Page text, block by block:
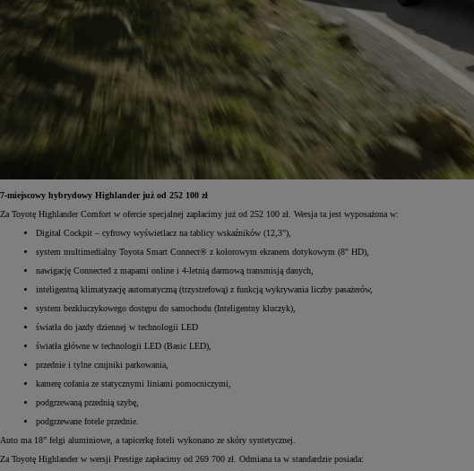
7-miejscowy hybrydowy Highlander już od 252 100 zł
Za Toyotę Highlander Comfort w ofercie specjalnej zapłacimy już od 252 100 zł. Wersja ta jest wyposażona w:
Digital Cockpit – cyfrowy wyświetlacz na tablicy wskaźników (12,3"),
system multimedialny Toyota Smart Connect® z kolorowym ekranem dotykowym (8" HD),
nawigację Connected z mapami online i 4-letnią darmową transmisją danych,
inteligentną klimatyzację automatyczną (trzystrefową) z funkcją wykrywania liczby pasażerów,
system bezkluczykowego dostępu do samochodu (Inteligentny kluczyk),
światła do jazdy dziennej w technologii LED
światła główne w technologii LED (Basic LED),
przednie i tylne czujniki parkowania,
kamerę cofania ze statycznymi liniami pomocniczymi,
podgrzewaną przednią szybę,
podgrzewane fotele przednie.
Auto ma 18” felgi aluminiowe, a tapicerkę foteli wykonano ze skóry syntetycznej.
Za Toyotę Highlander w wersji Prestige zapłacimy od 269 700 zł. Odmiana ta w standardzie posiada: